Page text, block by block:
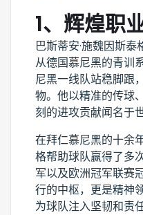
1、辉煌职
巴斯蒂安·施魏因斯泰
从德国慕尼黑的青训
尼黑一线队站稳脚跟
物。他以精准的传球
刻的进攻贡献闻名于世
在拜仁慕尼黑的十余
格帮助球队赢得了多
军以及欧洲冠军联赛
行的中枢，更是精神
为球队注入坚韧和责